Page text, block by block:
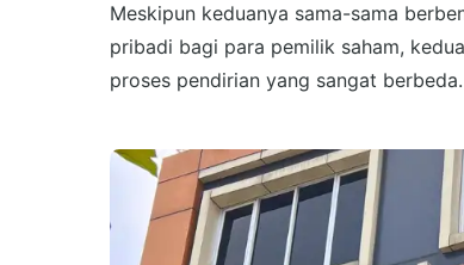
Meskipun keduanya sama-sama
pribadi bagi para pemilik saham,
proses pendirian yang sangat berbeda.